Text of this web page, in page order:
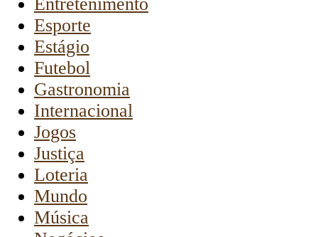
Esporte
Estágio
Futebol
Gastronomia
Internacional
Jogos
Justiça
Loteria
Mundo
Música